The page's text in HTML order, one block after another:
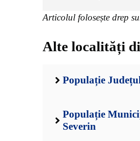
Articolul folosește drep
Alte localități
Populație
Populație
Severin